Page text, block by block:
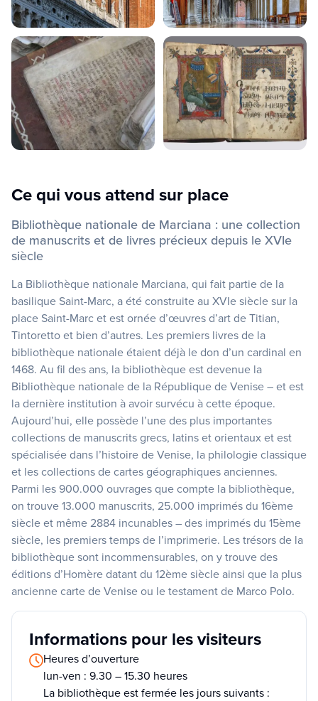
Ce qui vous attend sur place
Bibliothèque nationale de Marciana : une collection
de manuscrits et de livres précieux depuis le XVIe
siècle
La Bibliothèque nationale Marciana, qui fait partie de la
basilique Saint-Marc, a été construite au XVIe siècle sur la
place Saint-Marc et est ornée d’œuvres d’art de Titian,
Tintoretto et bien d’autres. Les premiers livres de la
bibliothèque nationale étaient déjà le don d’un cardinal en
1468. Au fil des ans, la bibliothèque est devenue la
Bibliothèque nationale de la République de Venise – et est
la dernière institution à avoir survécu à cette époque.
Aujourd’hui, elle possède l’une des plus importantes
collections de manuscrits grecs, latins et orientaux et est
spécialisée dans l’histoire de Venise, la philologie classique
et les collections de cartes géographiques anciennes.
Parmi les 900.000 ouvrages que compte la bibliothèque,
on trouve 13.000 manuscrits, 25.000 imprimés du 16ème
siècle et même 2884 incunables – des imprimés du 15ème
siècle, les premiers temps de l’imprimerie. Les trésors de la
bibliothèque sont incommensurables, on y trouve des
éditions d’Homère datant du 12ème siècle ainsi que la plus
ancienne carte de Venise ou le testament de Marco Polo.
Informations pour les visiteurs
Heures d’ouverture
lun-ven : 9.30 – 15.30 heures
La bibliothèque est fermée les jours suivants :